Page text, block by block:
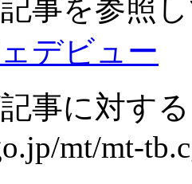
事を参照
デビュー
事に対す
mt/mt-